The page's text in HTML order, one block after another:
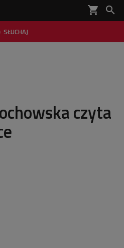
shopping_cart 
SŁUCHAJ

czyta